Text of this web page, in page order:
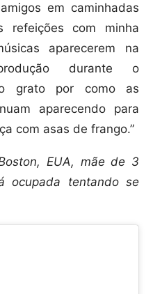
em caminhadas
refeições com minha
aparecerem na
durante o
grato por como as
aparecendo para
com asas de frango.”
EUA, mãe de 3
ocupada tentando se